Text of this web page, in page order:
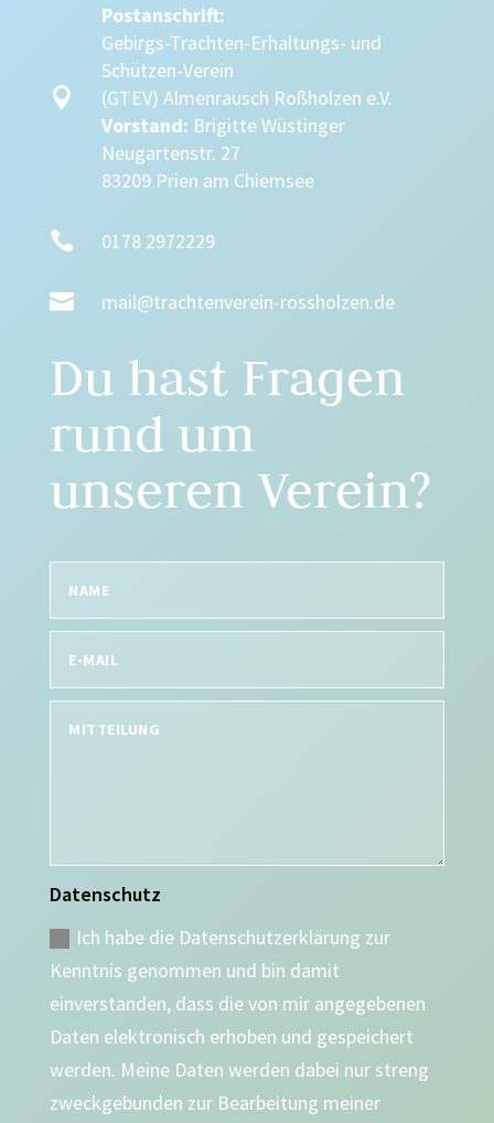

Postanschrift:
Gebirgs-Trachten-Erhaltungs- und
Schützen-Verein
(GTEV) Almenrausch Roßholzen e.V.
Vorstand: Brigitte Wüstinger
Neugartenstr. 27
83209 Prien am Chiemsee
 0178 2972229
 mail@trachtenverein-rossholzen.de
Du hast Fragen
rund um
unseren Verein?
Datenschutz
Ich habe die Datenschutzerklärung zur
Kenntnis genommen und bin damit
einverstanden, dass die von mir angegebenen
Daten elektronisch erhoben und gespeichert
werden. Meine Daten werden dabei nur streng
zweckgebunden zur Bearbeitung meiner